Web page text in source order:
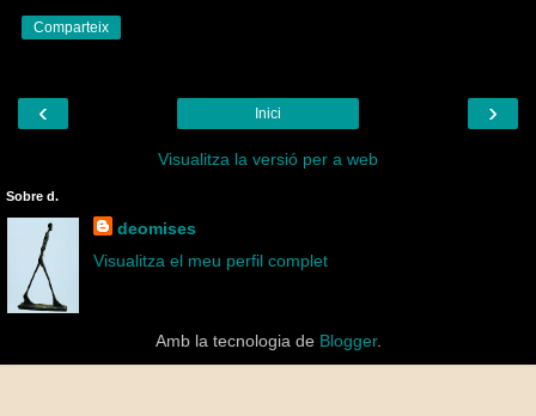
Comparteix
‹ ›
Inici
Visualitza la versió per a web
Sobre d.
deomises
Visualitza el meu perfil complet
Amb la tecnologia de Blogger.